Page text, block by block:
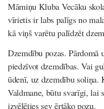
Māmiņu Kluba Vecāku
vīrietis ir labs palīgs no
kā viņš varētu palīdzēt
Dzemdību pozas. Pārdomā
piedzīvot dzemdības. Vai
ūdenī, uz dzemdību soliņa.
Valdmane, būtu svarīgi, lai
izvēlēties sev ērtāko pozu.